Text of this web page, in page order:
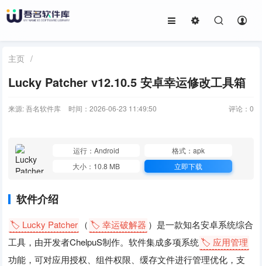
主页 /
Lucky Patcher v12.10.5 安卓幸运修改工具箱
来源: 吾名软件库 时间：2026-06-23 11:49:50 评论： 0
运行：Android
格式：apk
大小：10.8 MB
立即下载
软件介绍
🏷️ Lucky Patcher （ 🏷️ 幸运破解器 ）是一款知名安卓系统综合
工具，由开发者ChelpuS制作。软件集成多项系统🏷️ 应用管理
功能，可对应用授权、组件权限、缓存文件进行管理优化，支